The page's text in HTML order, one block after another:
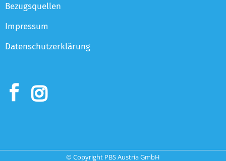
Bezugsquellen
Impressum
Datenschutzerklärung
© Copyright PBS Austria GmbH